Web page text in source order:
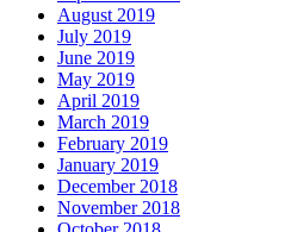
August 2019
July 2019
June 2019
May 2019
April 2019
March 2019
February 2019
January 2019
December 2018
November 2018